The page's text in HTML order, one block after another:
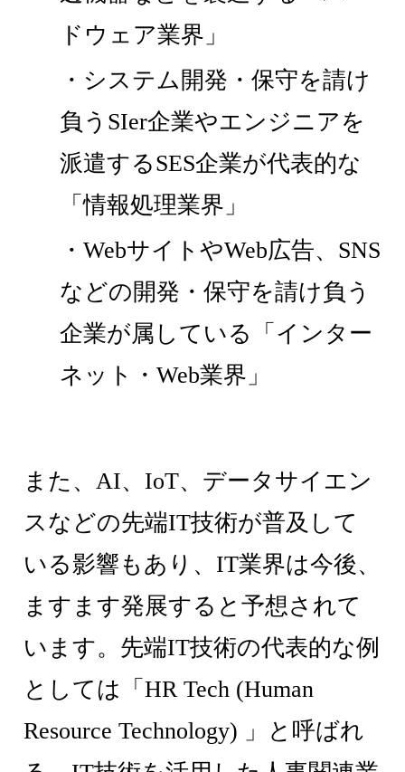
ドウェア業界」
・システム開発・保守を請け
負うSIer企業やエンジニアを
派遣するSES企業が代表的な
「情報処理業界」
・WebサイトやWeb広告、SNS
などの開発・保守を請け負う
企業が属している「インター
ネット・Web業界」
また、AI、IoT、データサイエン
スなどの先端IT技術が普及して
いる影響もあり、IT業界は今後、
ますます発展すると予想されて
います。先端IT技術の代表的な例
としては「HR Tech (Human
Resource Technology) 」と呼ばれ